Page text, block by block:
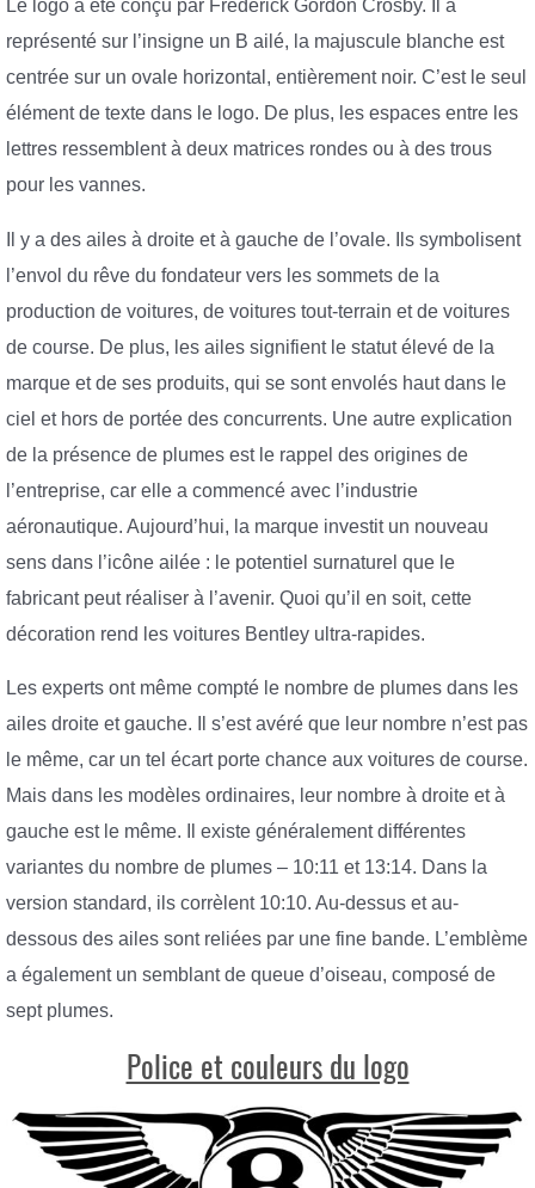
Le logo a été conçu par Frederick Gordon Crosby. Il a
représenté sur l’insigne un B ailé, la majuscule blanche est
centrée sur un ovale horizontal, entièrement noir. C’est le seul
élément de texte dans le logo. De plus, les espaces entre les
lettres ressemblent à deux matrices rondes ou à des trous
pour les vannes.
Il y a des ailes à droite et à gauche de l’ovale. Ils symbolisent
l’envol du rêve du fondateur vers les sommets de la
production de voitures, de voitures tout-terrain et de voitures
de course. De plus, les ailes signifient le statut élevé de la
marque et de ses produits, qui se sont envolés haut dans le
ciel et hors de portée des concurrents. Une autre explication
de la présence de plumes est le rappel des origines de
l’entreprise, car elle a commencé avec l’industrie
aéronautique. Aujourd’hui, la marque investit un nouveau
sens dans l’icône ailée : le potentiel surnaturel que le
fabricant peut réaliser à l’avenir. Quoi qu’il en soit, cette
décoration rend les voitures Bentley ultra-rapides.
Les experts ont même compté le nombre de plumes dans les
ailes droite et gauche. Il s’est avéré que leur nombre n’est pas
le même, car un tel écart porte chance aux voitures de course.
Mais dans les modèles ordinaires, leur nombre à droite et à
gauche est le même. Il existe généralement différentes
variantes du nombre de plumes – 10:11 et 13:14. Dans la
version standard, ils corrèlent 10:10. Au-dessus et au-
dessous des ailes sont reliées par une fine bande. L’emblème
a également un semblant de queue d’oiseau, composé de
sept plumes.
Police et couleurs du logo